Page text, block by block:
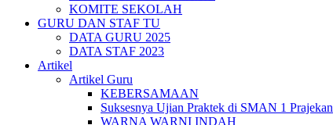
KOMITE SEKOLAH
GURU DAN STAF TU
DATA GURU 2025
DATA STAF 2023
Artikel
Artikel Guru
KEBERSAMAAN
Suksesnya Ujian Praktek di SMAN 1 Prajekan
WARNA WARNI INDAH